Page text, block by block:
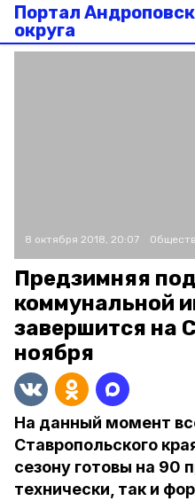
Портал
округа
8 октября 2018, 20:07
Предзимняя
коммунальной
завершится на
ноября
На данный момент
Ставропольского
сезону готовы на 90
технически, так и